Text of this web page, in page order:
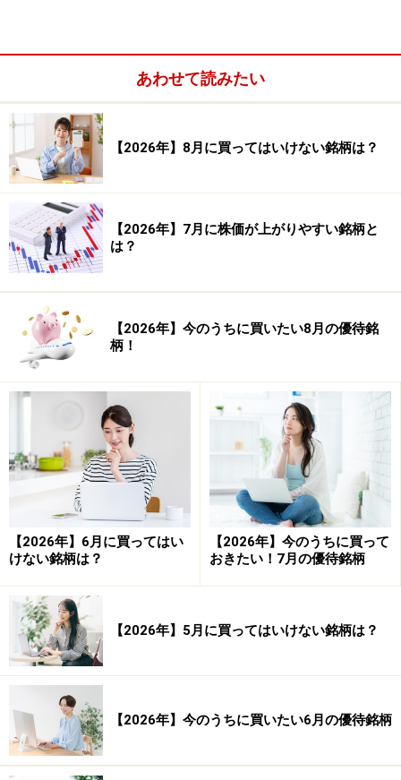
では、同社株を今のうちに購入した場合、どのようなパ
フォーマンスになるか検証してみましょう。今回は同社
株を1月末に購入し、3月末の権利確定日前に売却した場
合の検証を行います。株主優待は取れませんが、この検
証のとおりに売買をすると、売買差益が得られるかもし
■検証結果■
システムトレードの達人
あわせて読みたい
【2026年】8月に買ってはいけない銘柄は？
【2026年】7月に株価が上がりやすい銘柄と
は？
【2026年】今のうちに買いたい8月の優待銘
柄！
【2026年】6月に買ってはい
けない銘柄は？
【2026年】今のうちに買って
おきたい！7月の優待銘柄
【2026年】5月に買ってはいけない銘柄は？
【2026年】今のうちに買いたい6月の優待銘柄